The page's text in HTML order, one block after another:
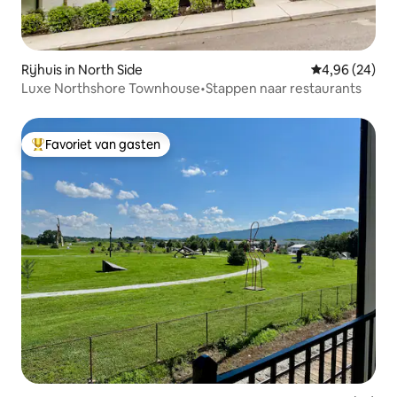
Rijhuis in North Side Gemiddelde
4,96 (24)
Luxe Northshore Townhouse•Stappen naar restaurants
Topfavoriet van gasten
Favoriet van gasten